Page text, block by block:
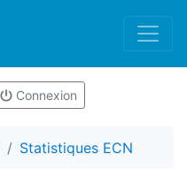
Connexion
Statistiques ECN